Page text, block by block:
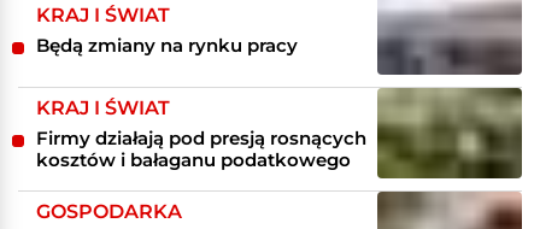
KRAJ I ŚWIAT
Będą zmiany na rynku pracy
KRAJ I ŚWIAT
Firmy działają pod presją rosnących
kosztów i bałaganu podatkowego
GOSPODARKA